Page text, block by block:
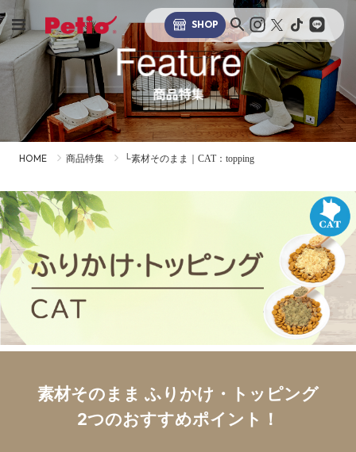
SHOP
Feature
商品特集
HOME 商品特集 └素材そのまま｜CAT：topping
素材そのまま ふりかけ・トッピング
2つのおすすめポイント！